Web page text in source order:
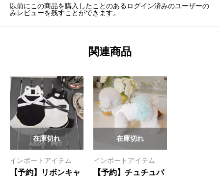
以前にこの商品を購入したことのあるログイン済みのユーザーの
みレビューを残すことができます。
関連商品
インポートアイテム
【予約】リボンキャ
在庫切れ
インポートアイテム
【予約】チュチュバ
在庫切れ